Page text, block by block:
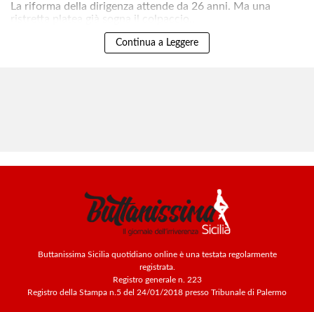
La riforma della dirigenza attende da 26 anni. Ma una
ristretta platea già sogna il colpaccio..
Continua a Leggere
Buttanissima Sicilia quotidiano online è una testata regolarmente
registrata.
Registro generale n. 223
Registro della Stampa n.5 del 24/01/2018 presso Tribunale di Palermo